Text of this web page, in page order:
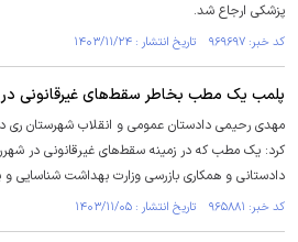
پزشکی ارجاع شد.
کد خبر: ۹۶۹۶۹۷ تاریخ انتشار : ۱۴۰۳/۱۱/۲۴
پلمب یک مطب بخاطر سقط‌های غیرقانونی
مهدی رحیمی دادستان عمومی و انقلاب شهرستان ری در
کرد: یک مطب که در زمینه سقط‌های غیرقانونی در
دادستانی و همکاری بازرسی وزارت بهداشت شناسایی
کد خبر: ۹۶۵۸۸۱ تاریخ انتشار : ۱۴۰۳/۱۱/۰۵